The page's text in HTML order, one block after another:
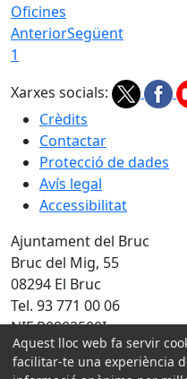
Oficines
AnteriorSegüent
1
Xarxes socials:
Crèdits
Contactar
Protecció de dades
Avís legal
Accessibilitat
Ajuntament del Bruc
Bruc del Mig, 55
08294 El Bruc
Tel. 93 771 00 06
NIF P0802500I
Amb la col·laboració de:
Aquest lloc web fa servir
facilitar-te una experiència